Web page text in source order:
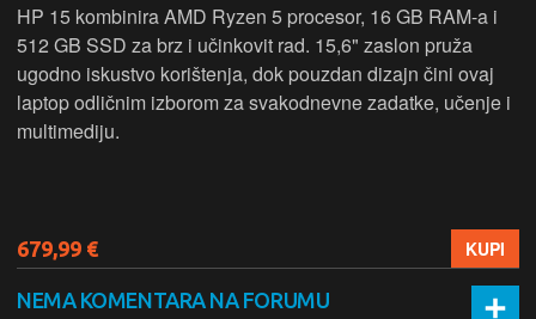
HP 15 kombinira AMD Ryzen 5 procesor, 16 GB RAM-a i
512 GB SSD za brz i učinkovit rad. 15,6" zaslon pruža
ugodno iskustvo korištenja, dok pouzdan dizajn čini ovaj
laptop odličnim izborom za svakodnevne zadatke, učenje i
multimediju.
679,99 € KUPI
NEMA KOMENTARA NA FORUMU